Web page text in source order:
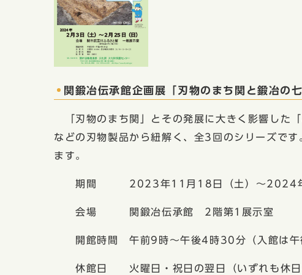
関鍛冶伝承館企画展「刃物のまち関と鍛冶の
「刃物のまち関」とその発展に大きく影響した
などの刃物製品から紐解く、全3回のシリーズで
ます。
期間 2023年11月18日（土）〜2024年1
会場 関鍛冶伝承館 2階第1展示室
開館時間 午前9時〜午後4時30分（入館は午
休館日 火曜日・祝日の翌日（いずれも休日